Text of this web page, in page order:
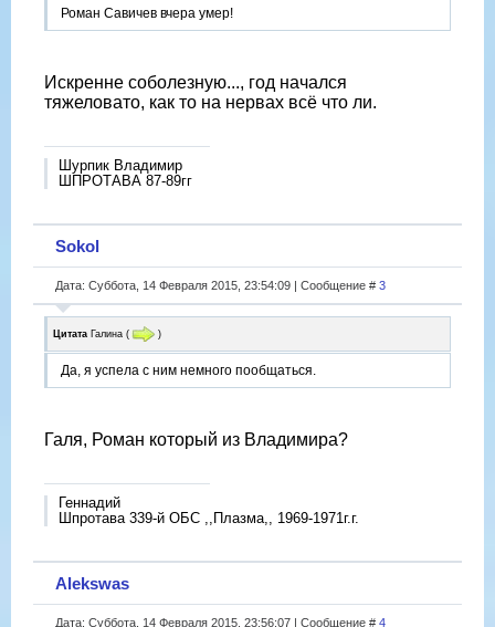
Роман Савичев вчера умер!
Искренне соболезную..., год начался
тяжеловато, как то на нервах всё что ли.
Шурпик Владимир
ШПРОТАВА 87-89гг
Sokol
Дата: Суббота, 14 Февраля 2015, 23:54:09 | Сообщение # 3
Цитата Галина ( )
Да, я успела с ним немного пообщаться.
Галя, Роман который из Владимира?
Геннадий
Шпротава 339-й ОБС ,,Плазма,, 1969-1971г.г.
Alekswas
Дата: Суббота, 14 Февраля 2015, 23:56:07 | Сообщение # 4